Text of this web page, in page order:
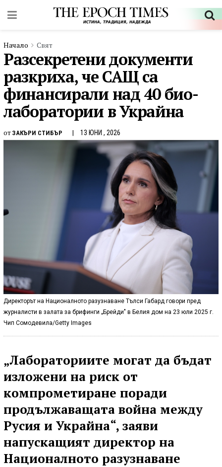
Начало Свят
Разсекретени документи
разкриха, че САЩ са
финансирали над 40 био-
лаборатории в Украйна
от ЗАКЪРИ СТИБЪР 13 ЮНИ , 2026
Директорът на Националното разузнаване Тълси Габард говори пред
журналисти в залата за брифинги „Брейди" в Белия дом на 23 юли 2025 г.
Чип Сомодевила/Getty Images
„Лабораториите могат да бъдат
изложени на риск от
компрометиране поради
продължаващата война между
Русия и Украйна“, заяви
напускащият директор на
Националното разузнаване